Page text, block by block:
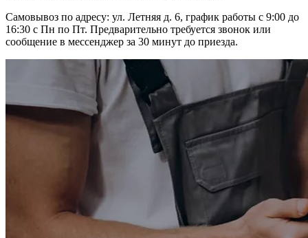
Самовывоз по адресу: ул. Летняя д. 6, график работы с 9:00 до
16:30 с Пн по Пт. Предварительно требуется звонок или
сообщение в мессенджер за 30 минут до приезда.